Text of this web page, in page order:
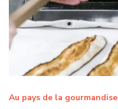
Au pays de la gourmandise